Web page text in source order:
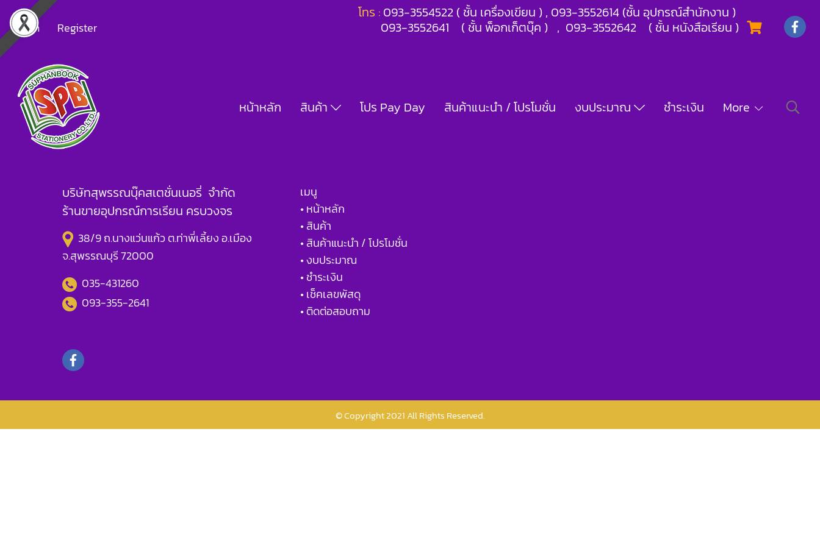
Login Register
โทร : 093-3554522 ( ชั้น เครื่องเขียน ) , 093-3552614 (ชั้น อุปกรณ์สำนักงาน )
093-3552641 ( ชั้น พ็อกเก็ตบุ๊ค ) , 093-3552642 ( ชั้น หนังสือเรียน )
หน้าหลัก สินค้า โปร Pay Day สินค้าแนะนำ / โปรโมชั่น งบประมาณ ชำระเงิน More
บริษัทสุพรรณบุ๊คสเตชั่นเนอรี่ จำกัด
ร้านขายอุปกรณ์การเรียน ครบวงจร
38/9 ถ.นางแว่นแก้ว ต.ท่าพี่เลี้ยง อ.เมือง
จ.สุพรรณบุรี 72000
035-431260
093-355-2641
เมนู
• หน้าหลัก
• สินค้า
• สินค้าแนะนำ / โปรโมชั่น
• งบประมาณ
• ชำระเงิน
• เช็คเลขพัสดุ
• ติดต่อสอบถาม
© Copyright 2021 All Rights Reserved.